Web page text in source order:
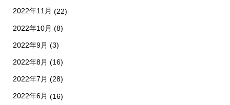
2022年11月 (22)
2022年10月 (8)
2022年9月 (3)
2022年8月 (16)
2022年7月 (28)
2022年6月 (16)